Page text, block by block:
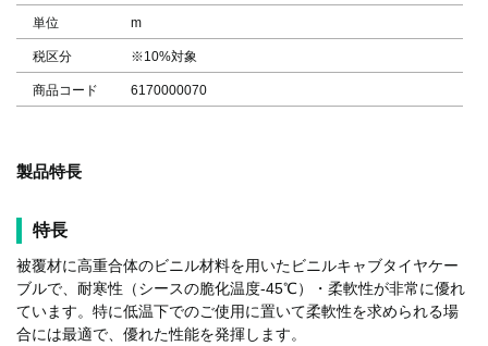
単位 m
税区分 ※10%対象
商品コード 6170000070
製品特長
特長
被覆材に高重合体のビニル材料を用いたビニルキャブタイヤケー
ブルで、耐寒性（シースの脆化温度-45℃）・柔軟性が非常に優れ
ています。特に低温下でのご使用に置いて柔軟性を求められる場
合には最適で、優れた性能を発揮します。